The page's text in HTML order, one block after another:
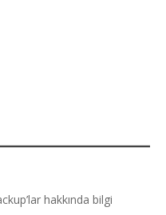
hakkında bilgi